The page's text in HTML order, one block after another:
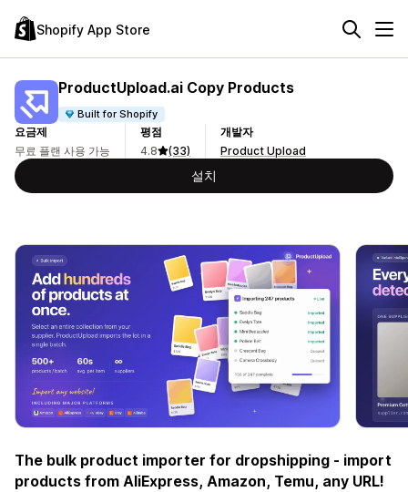
Shopify App Store
ProductUpload.ai Copy Products
Built for Shopify
요금제
무료 플랜 사용 가능
평점
4.8
(33)
개발자
Product Upload
설치
The bulk product importer for dropshipping - import
products from AliExpress, Amazon, Temu, any URL!